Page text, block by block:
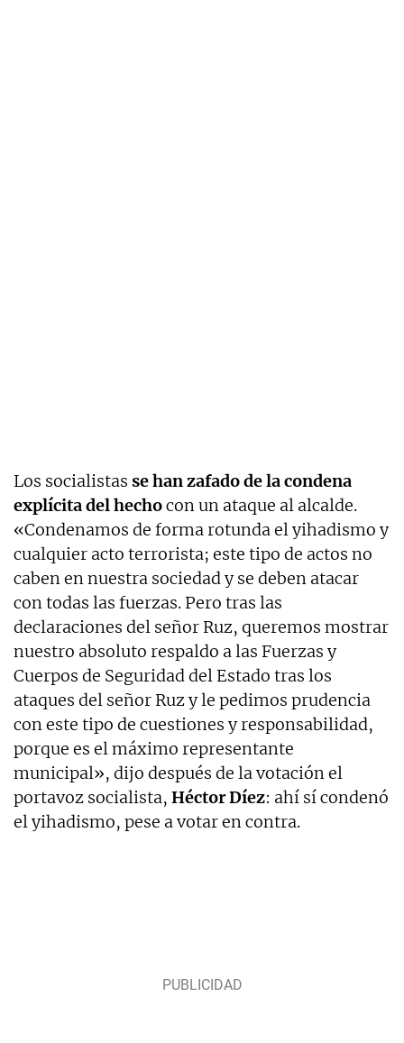
Los socialistas se han zafado de la condena
explícita del hechocon un ataque al alcalde.
«Condenamos de forma rotunda el yihadismo y
cualquier acto terrorista; este tipo de actos no
caben en nuestra sociedad y se deben atacar
con todas las fuerzas. Pero tras las
declaraciones del señor Ruz, queremos mostrar
nuestro absoluto respaldo a las Fuerzas y
Cuerpos de Seguridad del Estado tras los
ataques del señor Ruz y le pedimos prudencia
con este tipo de cuestiones y responsabilidad,
porque es el máximo representante
municipal», dijo después de la votación el
portavoz socialista, Héctor Díez: ahí sí condenó
el yihadismo, pese a votar en contra.